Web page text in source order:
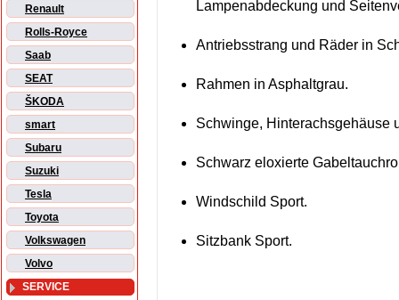
Renault
Rolls-Royce
Saab
SEAT
ŠKODA
smart
Subaru
Suzuki
Tesla
Toyota
Volkswagen
Volvo
SERVICE
Lampenabdeckung und
Antriebsstrang und Räder in
Rahmen in Asphaltgrau.
Schwinge, Hinterachsgehäuse
Schwarz eloxierte
Windschild Sport.
Sitzbank Sport.